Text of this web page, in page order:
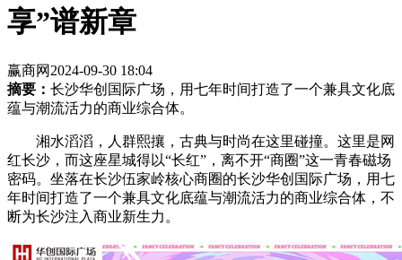
享”谱新章
赢商网 2024-09-30 18:04
摘要： 长沙华创国际广场，用七年时间打造了一个兼具文化底
蕴与潮流活力的商业综合体。
湘水滔滔，人群熙攘，古典与时尚在这里碰撞。这里是网
红长沙，而这座星城得以“长红”，离不开“商圈”这一青春磁场
密码。坐落在长沙伍家岭核心商圈的长沙华创国际广场，用七
年时间打造了一个兼具文化底蕴与潮流活力的商业综合体，不
断为长沙注入商业新生力。